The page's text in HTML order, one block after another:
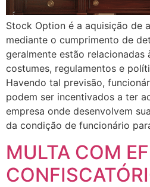
Stock Option é a aquisição de
mediante o cumprimento de
geralmente estão relacionadas
costumes, regulamentos e
Havendo tal previsão,
podem ser incentivados a ter
empresa onde desenvolvem
da condição de funcionário
MULTA COM